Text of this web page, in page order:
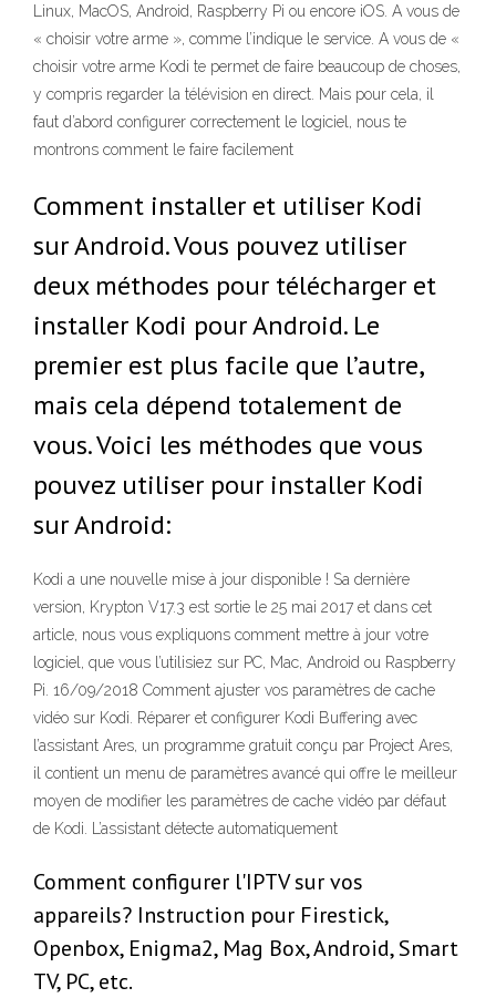
Linux, MacOS, Android, Raspberry Pi ou encore iOS. A vous de
« choisir votre arme », comme l’indique le service. A vous de «
choisir votre arme Kodi te permet de faire beaucoup de choses,
y compris regarder la télévision en direct. Mais pour cela, il
faut d’abord configurer correctement le logiciel, nous te
montrons comment le faire facilement
Comment installer et utiliser Kodi
sur Android. Vous pouvez utiliser
deux méthodes pour télécharger et
installer Kodi pour Android. Le
premier est plus facile que l’autre,
mais cela dépend totalement de
vous. Voici les méthodes que vous
pouvez utiliser pour installer Kodi
sur Android:
Kodi a une nouvelle mise à jour disponible ! Sa dernière
version, Krypton V17.3 est sortie le 25 mai 2017 et dans cet
article, nous vous expliquons comment mettre à jour votre
logiciel, que vous l’utilisiez sur PC, Mac, Android ou Raspberry
Pi. 16/09/2018 Comment ajuster vos paramètres de cache
vidéo sur Kodi. Réparer et configurer Kodi Buffering avec
l’assistant Ares, un programme gratuit conçu par Project Ares,
il contient un menu de paramètres avancé qui offre le meilleur
moyen de modifier les paramètres de cache vidéo par défaut
de Kodi. L’assistant détecte automatiquement
Comment configurer l'IPTV sur vos
appareils? Instruction pour Firestick,
Openbox, Enigma2, Mag Box, Android, Smart
TV, PC, etc.